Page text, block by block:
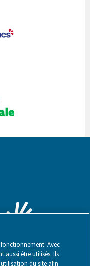
fonctionnement. Avec
aussi être utilisés. Ils
du site afin